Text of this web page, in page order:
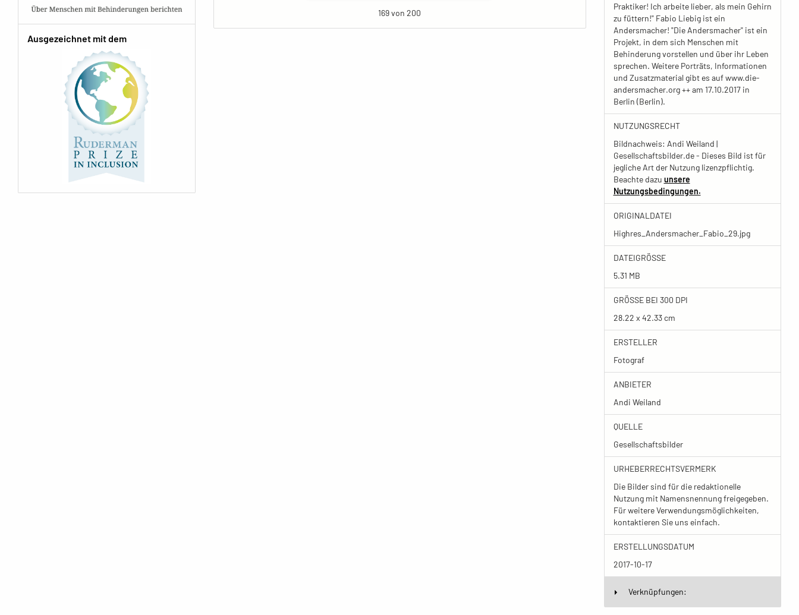
Ausgezeichnet mit dem
169 von 200
Praktiker! Ich arbeite lieber, als mein Gehirn
zu füttern!" Fabio Liebig ist ein
Andersmacher! "Die Andersmacher" ist ein
Projekt, in dem sich Menschen mit
Behinderung vorstellen und über ihr Leben
sprechen. Weitere Porträts, Informationen
und Zusatzmaterial gibt es auf www.die-
andersmacher.org ++ am 17.10.2017 in
Berlin (Berlin).
NUTZUNGSRECHT
Bildnachweis: Andi Weiland |
Gesellschaftsbilder.de - Dieses Bild ist für
jegliche Art der Nutzung lizenzpflichtig.
Beachte dazu unsere
Nutzungsbedingungen.
ORIGINALDATEI
Highres_Andersmacher_Fabio_29.jpg
DATEIGRÖSSE
5.31 MB
GRÖSSE BEI 300 DPI
28.22 x 42.33 cm
ERSTELLER
Fotograf
ANBIETER
Andi Weiland
QUELLE
Gesellschaftsbilder
URHEBERRECHTSVERMERK
Die Bilder sind für die redaktionelle
Nutzung mit Namensnennung freigegeben.
Für weitere Verwendungsmöglichkeiten,
kontaktieren Sie uns einfach.
ERSTELLUNGSDATUM
2017-10-17
Verknüpfungen: